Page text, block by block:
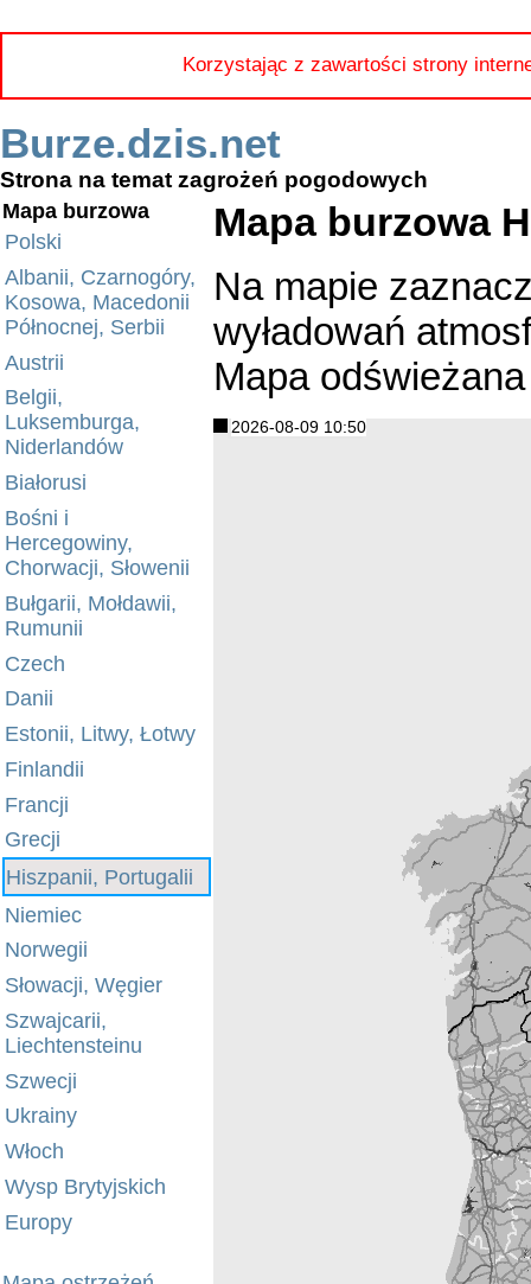
Korzystając z zawartości strony
Burze.dzis.net
Strona na temat zagrożeń pogodowych
Mapa burzowa
Polski
Albanii, Czarnogóry,
Kosowa, Macedonii
Północnej, Serbii
Austrii
Belgii,
Luksemburga,
Niderlandów
Białorusi
Bośni i
Hercegowiny,
Chorwacji, Słowenii
Bułgarii, Mołdawii,
Rumunii
Czech
Danii
Estonii, Litwy, Łotwy
Finlandii
Francji
Grecji
Hiszpanii, Portugalii
Niemiec
Norwegii
Słowacji, Węgier
Szwajcarii,
Liechtensteinu
Szwecji
Ukrainy
Włoch
Wysp Brytyjskich
Europy
Mapa burzowa
Na mapie
wyładowań
Mapa
2026-08-09 10:50